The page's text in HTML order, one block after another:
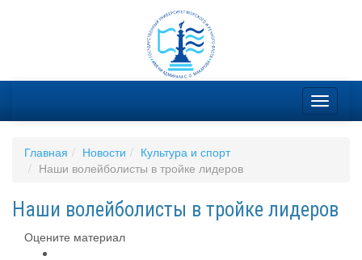
Главная Новости
Культура и спорт
Наши волейболисты в тройке лидеров
Наши волейболисты в тройке лидеров
Оцените материал